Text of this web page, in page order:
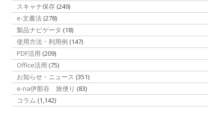
スキャナ保存 (249)
e-文書法 (278)
製品ナビゲータ (18)
使用方法・利用例 (147)
PDF活用 (209)
Office活用 (75)
お知らせ・ニュース (351)
e-na伊那谷 旅便り (83)
コラム (1,142)